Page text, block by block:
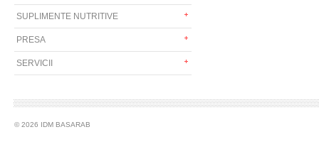
SUPLIMENTE NUTRITIVE
PRESA
SERVICII
© 2026 IDM BASARAB